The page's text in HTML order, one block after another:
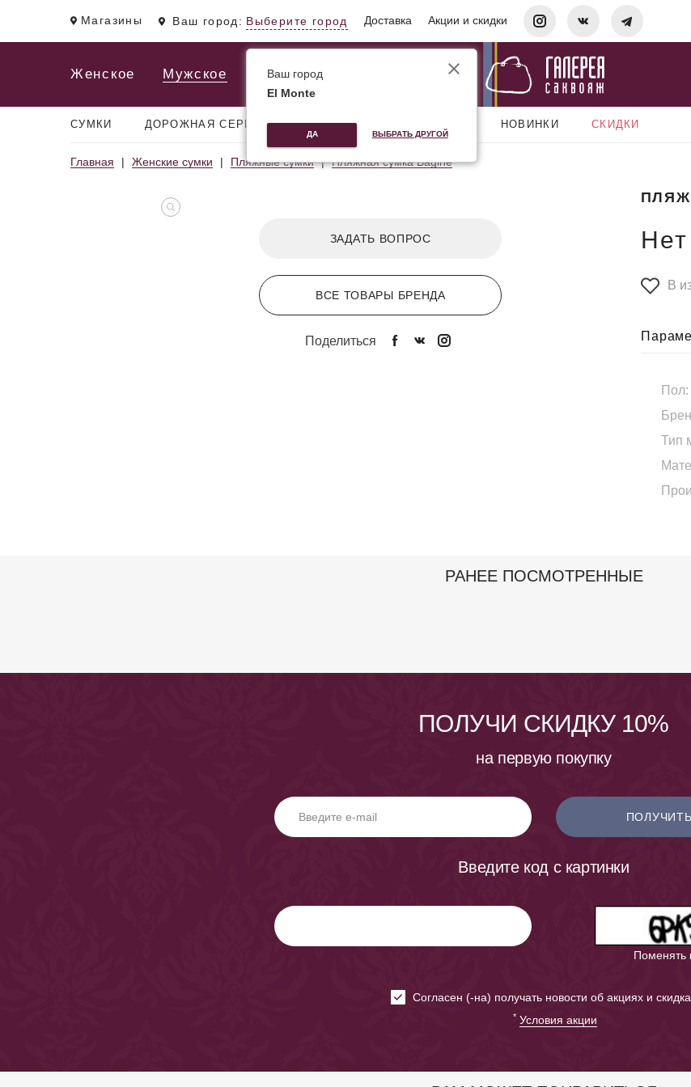
Магазины Ваш город: Выберите город Доставка Акции и скидки
Женское Мужское
СУМКИ ДОРОЖНАЯ СЕРИЯ РЮКЗАКИ НОВИНКИ СКИДКИ
Главная Женские сумки Пляжные сумки Пляжная сумка Bagine
ЗАДАТЬ ВОПРОС
ВСЕ ТОВАРЫ БРЕНДА
Поделиться
В
Пол:
Тип
РАНЕЕ ПОСМОТРЕННЫЕ
ПОЛУЧИ СКИДКУ 10%
на первую покупку
Введите код с картинки
Поменять
Cогласен (-на) получать новости об акциях и
* Условия акции
Ваш город
El Monte
ДА ВЫБРАТЬ ДРУГОЙ